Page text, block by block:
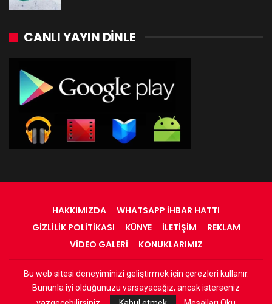
CANLI YAYIN DINLE
HAKKIMIZDA
WHATSAPP İHBAR HATTI
GIZLILIK POLITIKASI
KÜNYE İLETIŞIM
REKLAM
VIDEO GALERI
KONUKLARIMIZ
© 2022 - RadyOrinal - Tüm Hakları Saklıdır
Web Tasarım:Adnan
Bu web sitesi deneyiminizi geliştirmek için çerezleri kullanır.
Bununla iyi olduğunuzu varsayacağız, ancak isterseniz